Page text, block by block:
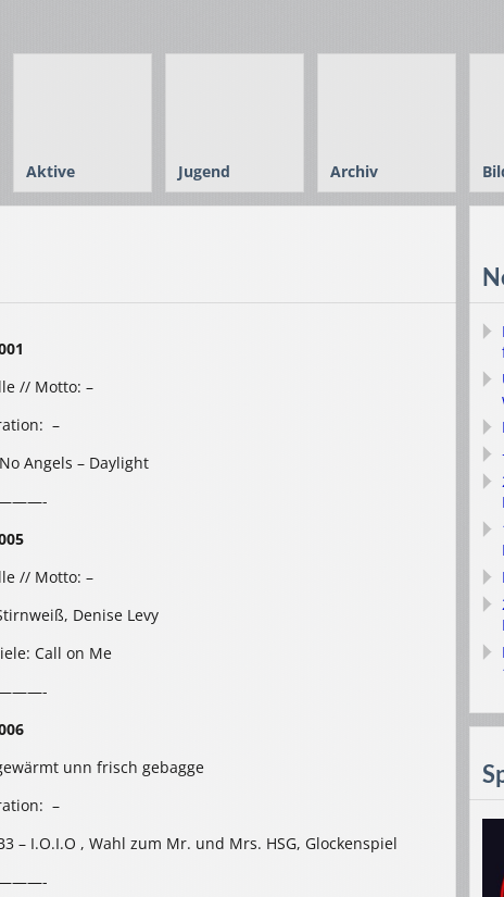
Aktive Jugend Archiv
// Motto: –
–
Angels – Daylight
// Motto: –
Denise Levy
Call on Me
unn frisch gebagge
–
– I.O.I.O , Wahl zum Mr. und Mrs. HSG, Glockenspiel